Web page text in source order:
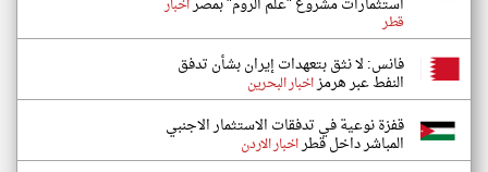
اخبار
قطر
فانس: لا نثق بتعهدات إيران بشأن تدفق
النفط عبر هرمزاخبار البحرين
قفزة نوعية في تدفقات الاستثمار الاجنبي
المباشر داخل قطراخبار الاردن